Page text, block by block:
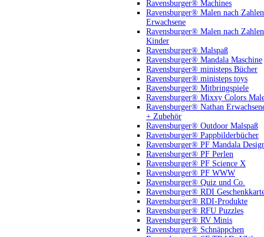
Ravensburger® Machines
Ravensburger® Malen nach Zahlen
Erwachsene
Ravensburger® Malen nach Zahlen
Kinder
Ravensburger® Malspaß
Ravensburger® Mandala Maschine
Ravensburger® ministeps Bücher
Ravensburger® ministeps toys
Ravensburger® Mitbringspiele
Ravensburger® Mixxy Colors
Ravensburger® Nathan
+ Zubehör
Ravensburger® Outdoor Malspaß
Ravensburger® Pappbilderbücher
Ravensburger® PF Mandala
Ravensburger® PF Perlen
Ravensburger® PF Science X
Ravensburger® PF WWW
Ravensburger® Quiz und Co.
Ravensburger® RDI
Ravensburger® RDI-Produkte
Ravensburger® RFU Puzzles
Ravensburger® RV Minis
Ravensburger® Schnäppchen